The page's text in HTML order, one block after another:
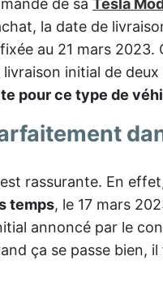
de sa Tesla
la date de
au 21 mars 2023.
initial de deux
pour ce type de
rassurante. En
temps, le 17 mars
annoncé par le
ça se passe bien,